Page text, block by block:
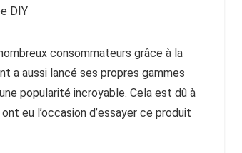
consommateurs grâce à la
a aussi lancé ses propres gammes
popularité incroyable. Cela est dû à
eu l’occasion d’essayer ce produit